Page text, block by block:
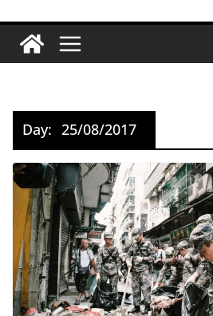
Day: 25/08/2017